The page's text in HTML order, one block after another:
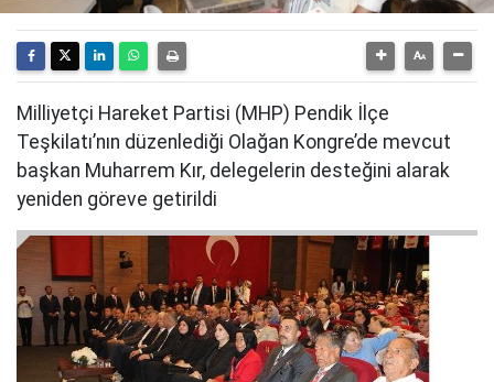
Milliyetçi Hareket Partisi (MHP) Pendik İlçe
Teşkilatı’nın düzenlediği Olağan Kongre’de mevcut
başkan Muharrem Kır, delegelerin desteğini alarak
yeniden göreve getirildi